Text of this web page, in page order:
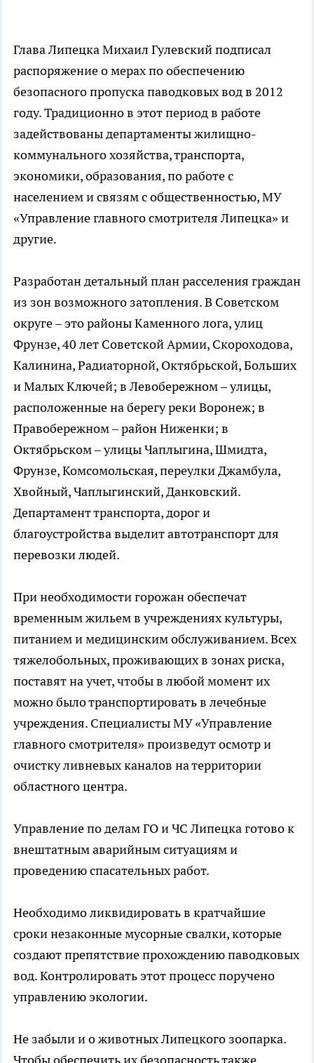
Глава Липецка Михаил Гулевский подписал
распоряжение о мерах по обеспечению
безопасного пропуска паводковых вод в 2012
году. Традиционно в этот период в работе
задействованы департаменты жилищно-
коммунального хозяйства, транспорта,
экономики, образования, по работе с
населением и связям с общественностью, МУ
«Управление главного смотрителя Липецка» и
другие.
Разработан детальный план расселения граждан
из зон возможного затопления. В Советском
округе – это районы Каменного лога, улиц
Фрунзе, 40 лет Советской Армии, Скороходова,
Калинина, Радиаторной, Октябрьской, Больших
и Малых Ключей; в Левобережном – улицы,
расположенные на берегу реки Воронеж; в
Правобережном – район Ниженки; в
Октябрьском – улицы Чаплыгина, Шмидта,
Фрунзе, Комсомольская, переулки Джамбула,
Хвойный, Чаплыгинский, Данковский.
Департамент транспорта, дорог и
благоустройства выделит автотранспорт для
перевозки людей.
При необходимости горожан обеспечат
временным жильем в учреждениях культуры,
питанием и медицинским обслуживанием. Всех
тяжелобольных, проживающих в зонах риска,
поставят на учет, чтобы в любой момент их
можно было транспортировать в лечебные
учреждения. Специалисты МУ «Управление
главного смотрителя» произведут осмотр и
очистку ливневых каналов на территории
областного центра.
Управление по делам ГО и ЧС Липецка готово к
внештатным аварийным ситуациям и
проведению спасательных работ.
Необходимо ликвидировать в кратчайшие
сроки незаконные мусорные свалки, которые
создают препятствие прохождению паводковых
вод. Контролировать этот процесс поручено
управлению экологии.
Не забыли и о животных Липецкого зоопарка.
Чтобы обеспечить их безопасность также